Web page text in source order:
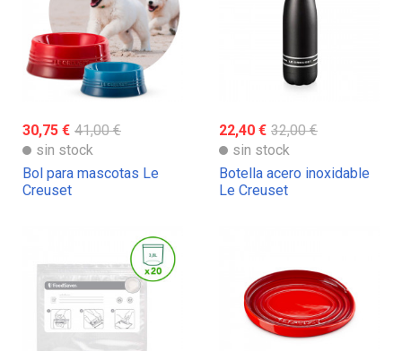
30,75 € 41,00 €
sin stock
Bol para mascotas Le
Creuset
22,40 € 32,00 €
sin stock
Botella acero inoxidable
Le Creuset